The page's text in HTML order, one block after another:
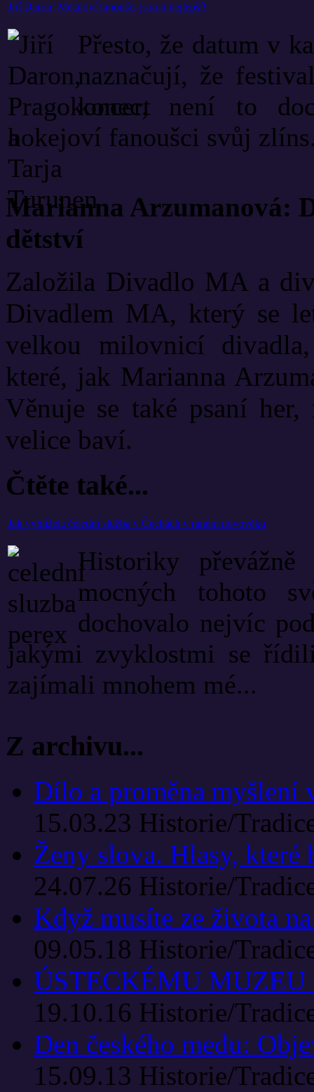
Jiří Daron: Metaloví fanoušci jsou ti nejlepší!
Přesto, že datum v
naznačují, že
konec, není to
hokejoví fanoušci svůj
Marianna Arzumanová:
dětství
Založila Divadlo MA a
Divadlem MA, který se
velkou milovnicí
které, jak Marianna
Věnuje se také psaní
velice baví.
Čtěte také...
Jak vyhlížela čelední služba v Čechách v raném novověku
Historiky
mocných tohoto
dochovalo nejvíc
jakými zvyklostmi se
zajímali mnohem mé...
Z archivu...
Dílo a proměna myšlení
15.03.23 Historie/
Ženy slova. Hlasy,
24.07.26 Historie/
Když musíte ze života
09.05.18 Historie/
ÚSTECKÉMU MUZEU
19.10.16 Historie/
Den českého medu:
15.09.13 Historie/